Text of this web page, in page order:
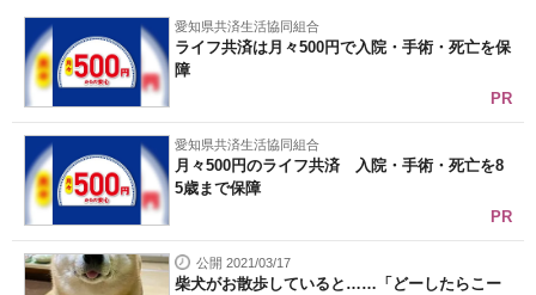
愛知県共済生活協同組合
ライフ共済は月々500円で入院・手術・死亡を保
障
PR
愛知県共済生活協同組合
月々500円のライフ共済 入院・手術・死亡を8
5歳まで保障
PR
公開 2021/03/17
柴犬がお散歩していると……「どーしたらこー